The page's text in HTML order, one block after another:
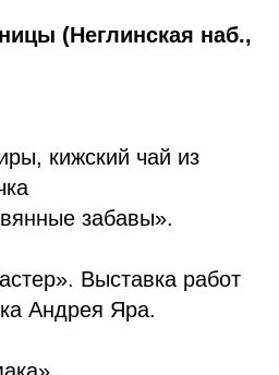
(Неглинская наб.,
кижский чай из
забавы».
Выставка работ
Андрея Яра.